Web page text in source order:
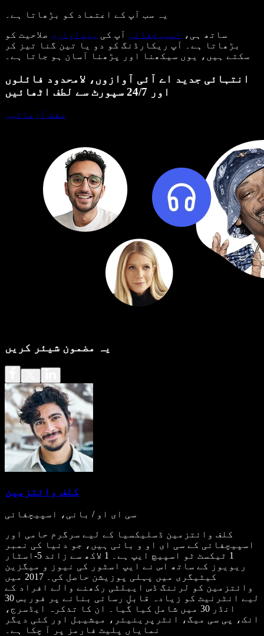
یہ سب آپ کے اعتماد کو بڑھاتا ہے۔
ساتھ ہی،
اسپیچفائی آپ کی پیداواری صلاحیت کو
بڑھاتا ہے۔ آپ ریکارڈنگ کو دو یا تین گنا تیز کر
سکتے ہیں، یوں سیکھنا اور پڑھنا آسان ہو جاتا ہے۔
انتہائی جدید اے آئی آوازوں، لامحدود فائلوں
اور 24/7 سپورٹ سے لطف اٹھائیں
مفت آزمائیں
یہ مضمون شیئر کریں
کلف وائتزمین
سی ای او / بانی، اسپیچفائی
کلف وائتزمین ڈسلیکسیا کے لیے سرگرم حامی اور
اسپیچفائی کے سی ای او و بانی ہیں، جو دنیا کی نمبر
1 ٹیکسٹ ٹو اسپیچ ایپ ہے۔ 1 لاکھ سے زائد 5-اسٹار
ریویوز کے ساتھ اس نے ایپ اسٹور کی نیوز و میگزین
کیٹیگری میں پہلی پوزیشن حاصل کی۔ 2017 میں
وائتزمین کو لرننگ ڈس ایبلٹی رکھنے والے افراد کے
لیے انٹرنیٹ کو زیادہ قابلِ رسائی بنانے پر فوربس 30
انڈر 30 میں شامل کیا گیا۔ ان کا تذکرہ ایڈسرج،
انک، پی سی میگ، انٹرپرینیئر، میشیبل اور کئی دیگر
نمایاں پلیٹ فارمز پر آ چکا ہے۔